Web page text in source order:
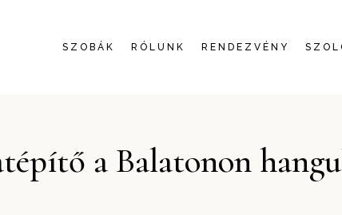
SZOBÁK RÓLUNK RENDEZVÉNY
a Balatonon